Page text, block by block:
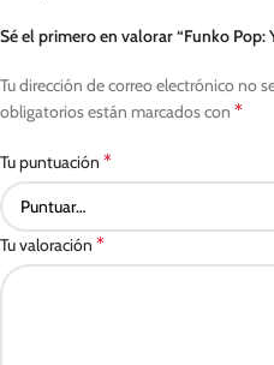
Sé el primero en valorar “Funko Pop:
Tu dirección de correo electrónico no
obligatorios están marcados con *
Tu puntuación *
Tu valoración *